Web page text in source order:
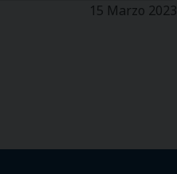
15 Marzo 2023